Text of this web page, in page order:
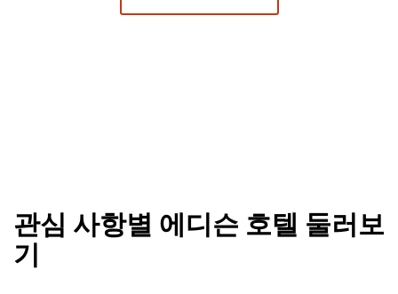
관심 사항별 에디슨 호텔 둘러보
기